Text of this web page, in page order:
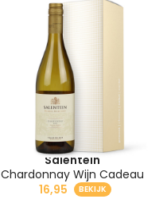
Salentein
Chardonnay Wijn Cadeau
16,95